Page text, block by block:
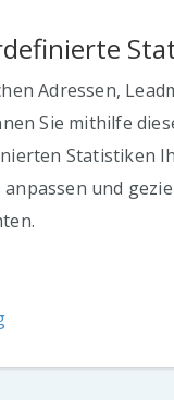
Adressen,
Sie mithilfe
Statistiken
und